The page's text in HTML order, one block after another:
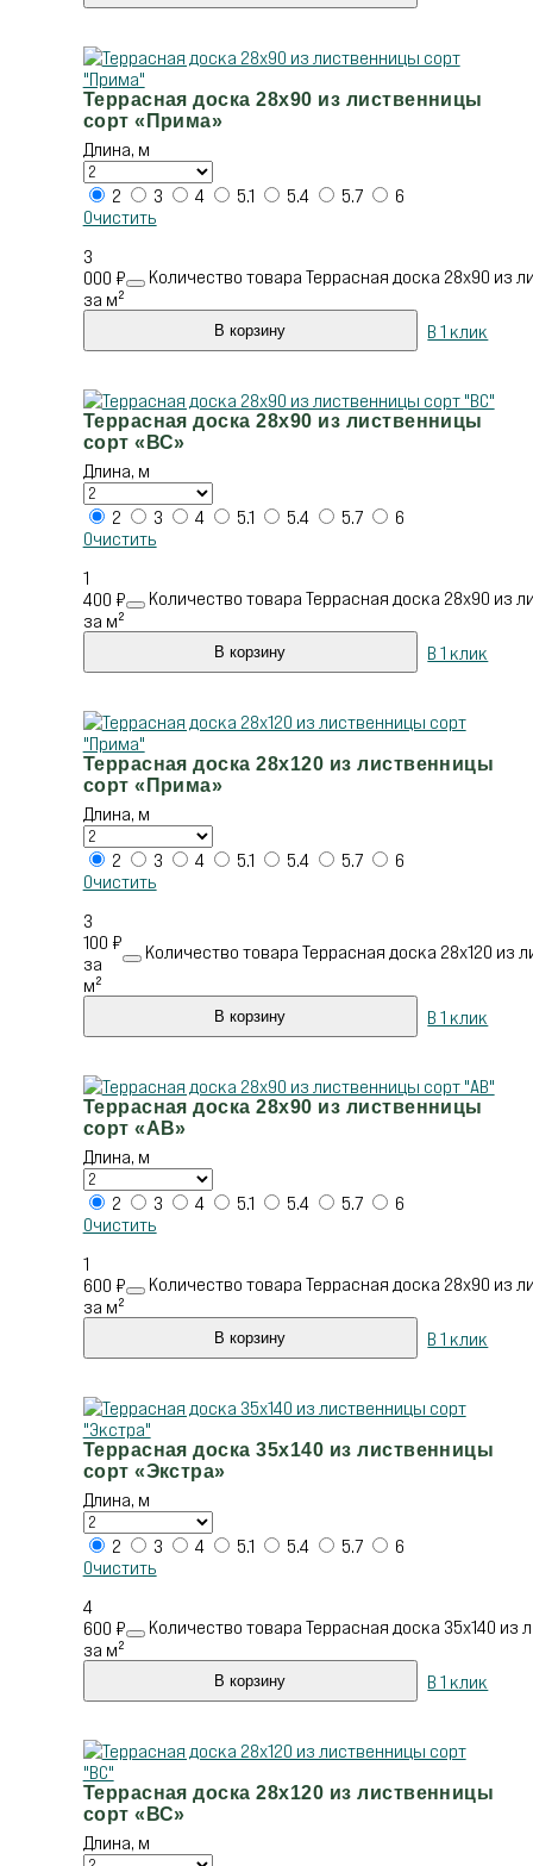
Террасная доска 28х90 из лиственницы
сорт «Прима»
Длина, м
2 3 4 5.1 5.4 5.7
6
Очистить
3
000 ₽
за м²
Количество товара Террасная доска 28х90 из
В корзину В 1 клик
Террасная доска 28х90 из лиственницы
сорт «ВС»
Длина, м
2 3 4 5.1 5.4 5.7
6
Очистить
1
400 ₽
за м²
Количество товара Террасная доска 28х90 из
В корзину В 1 клик
Террасная доска 28х120 из лиственницы
сорт «Прима»
Длина, м
2 3 4 5.1 5.4 5.7
6
Очистить
3
100 ₽
за
м²
Количество товара Террасная доска 28х120 из
В корзину В 1 клик
Террасная доска 28х90 из лиственницы
сорт «АВ»
Длина, м
2 3 4 5.1 5.4 5.7
6
Очистить
1
600 ₽
за м²
Количество товара Террасная доска 28х90 из
В корзину В 1 клик
Террасная доска 35х140 из лиственницы
сорт «Экстра»
Длина, м
2 3 4 5.1 5.4 5.7
6
Очистить
4
600 ₽
за м²
Количество товара Террасная доска 35х140 из
В корзину В 1 клик
Террасная доска 28х120 из лиственницы
сорт «ВС»
Длина, м